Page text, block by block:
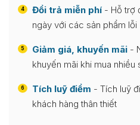
4 Đổi trả miễn phí - Hỗ trợ
ngày với các sản phẩm lỗi
5 Giảm giá, khuyến mãi -
khuyến mãi khi mua nhiều
6 Tích luỹ điểm - Tích luỹ
khách hàng thân thiết